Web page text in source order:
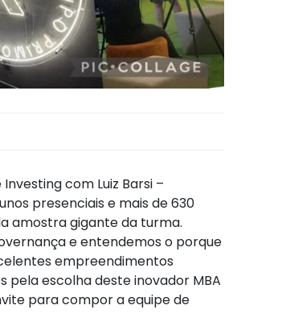
com Luiz Barsi –
presenciais e mais de 630
amostra gigante da turma.
e entendemos o porque
empreendimentos
pela escolha deste inovador MBA
para compor a equipe de